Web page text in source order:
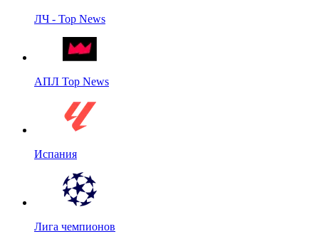
ЛЧ - Top News
АПЛ Top News
Испания
Лига чемпионов